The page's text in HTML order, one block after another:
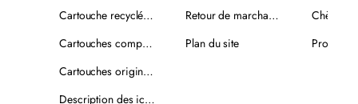
Cartouche recyclée PLUS
Cartouches compatibles
Cartouches originales
Description des icônes
Retour de marchandise
Plan du site